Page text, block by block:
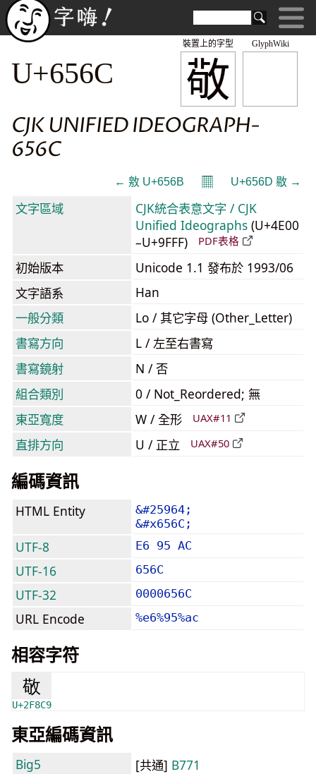
GlyphWiki
敬
裝置上的字型
U+656C
CJK UNIFIED IDEOGRAPH-
656C
← 敫 U+656B 𝄜 U+656D 敭 →
文字區域
CJK統合表意文字 / CJK
Unified Ideographs (U+4E00
–U+9FFF)
PDF表格
初始版本
Unicode 1.1 發布於 1993/06
文字語系
Han
一般分類
Lo / 其它字母 (Other_Letter)
書寫方向
L / 左至右書寫
書寫鏡射
N / 否
組合類別
0 / Not_Reordered; 無
東亞寬度
W / 全形 UAX#11
直排方向 U / 正立 UAX#50
編碼資訊
HTML Entity
&#25964;
&#x656C;
UTF-8 E6 95 AC
UTF-16 656C
UTF-32 0000656C
URL Encode %e6%95%ac
相容字符
敬
U+2F8C9
東亞編碼資訊
Big5 [共通] B771